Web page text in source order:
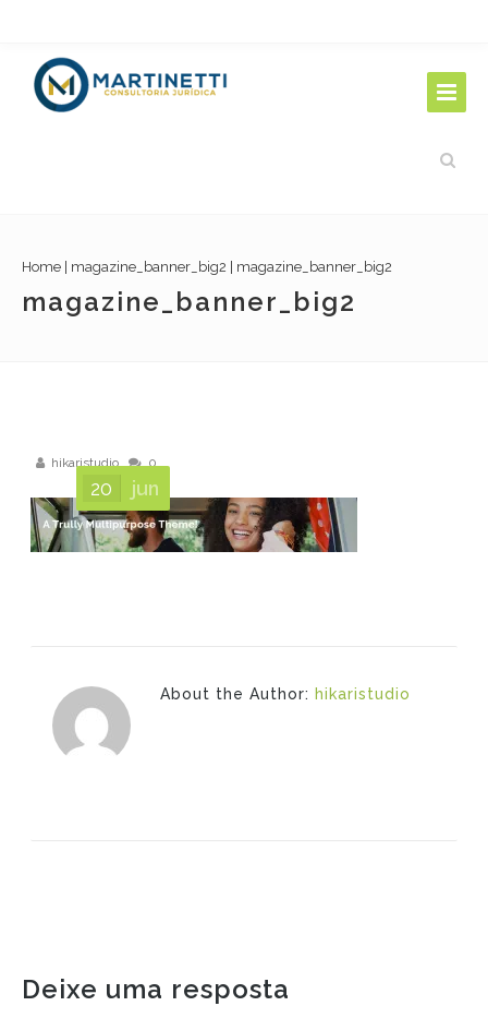
Home magazine_banner_big2 magazine_banner_big2
magazine_banner_big2
hikaristudio 0
20 jun
About the Author: hikaristudio
Deixe uma resposta